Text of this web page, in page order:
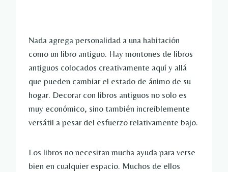
Nada agrega personalidad a una habitación
como un libro antiguo. Hay montones de libros
antiguos colocados creativamente aquí y allá
que pueden cambiar el estado de ánimo de su
hogar. Decorar con libros antiguos no solo es
muy económico, sino también increíblemente
versátil a pesar del esfuerzo relativamente bajo.
Los libros no necesitan mucha ayuda para verse
bien en cualquier espacio. Muchos de ellos